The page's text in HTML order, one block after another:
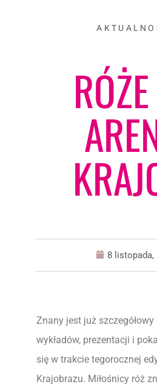
8 listopada,
Znany jest już szczegółowy
wykładów, prezentacji i
się w trakcie tegorocznej
Krajobrazu. Miłośnicy róż